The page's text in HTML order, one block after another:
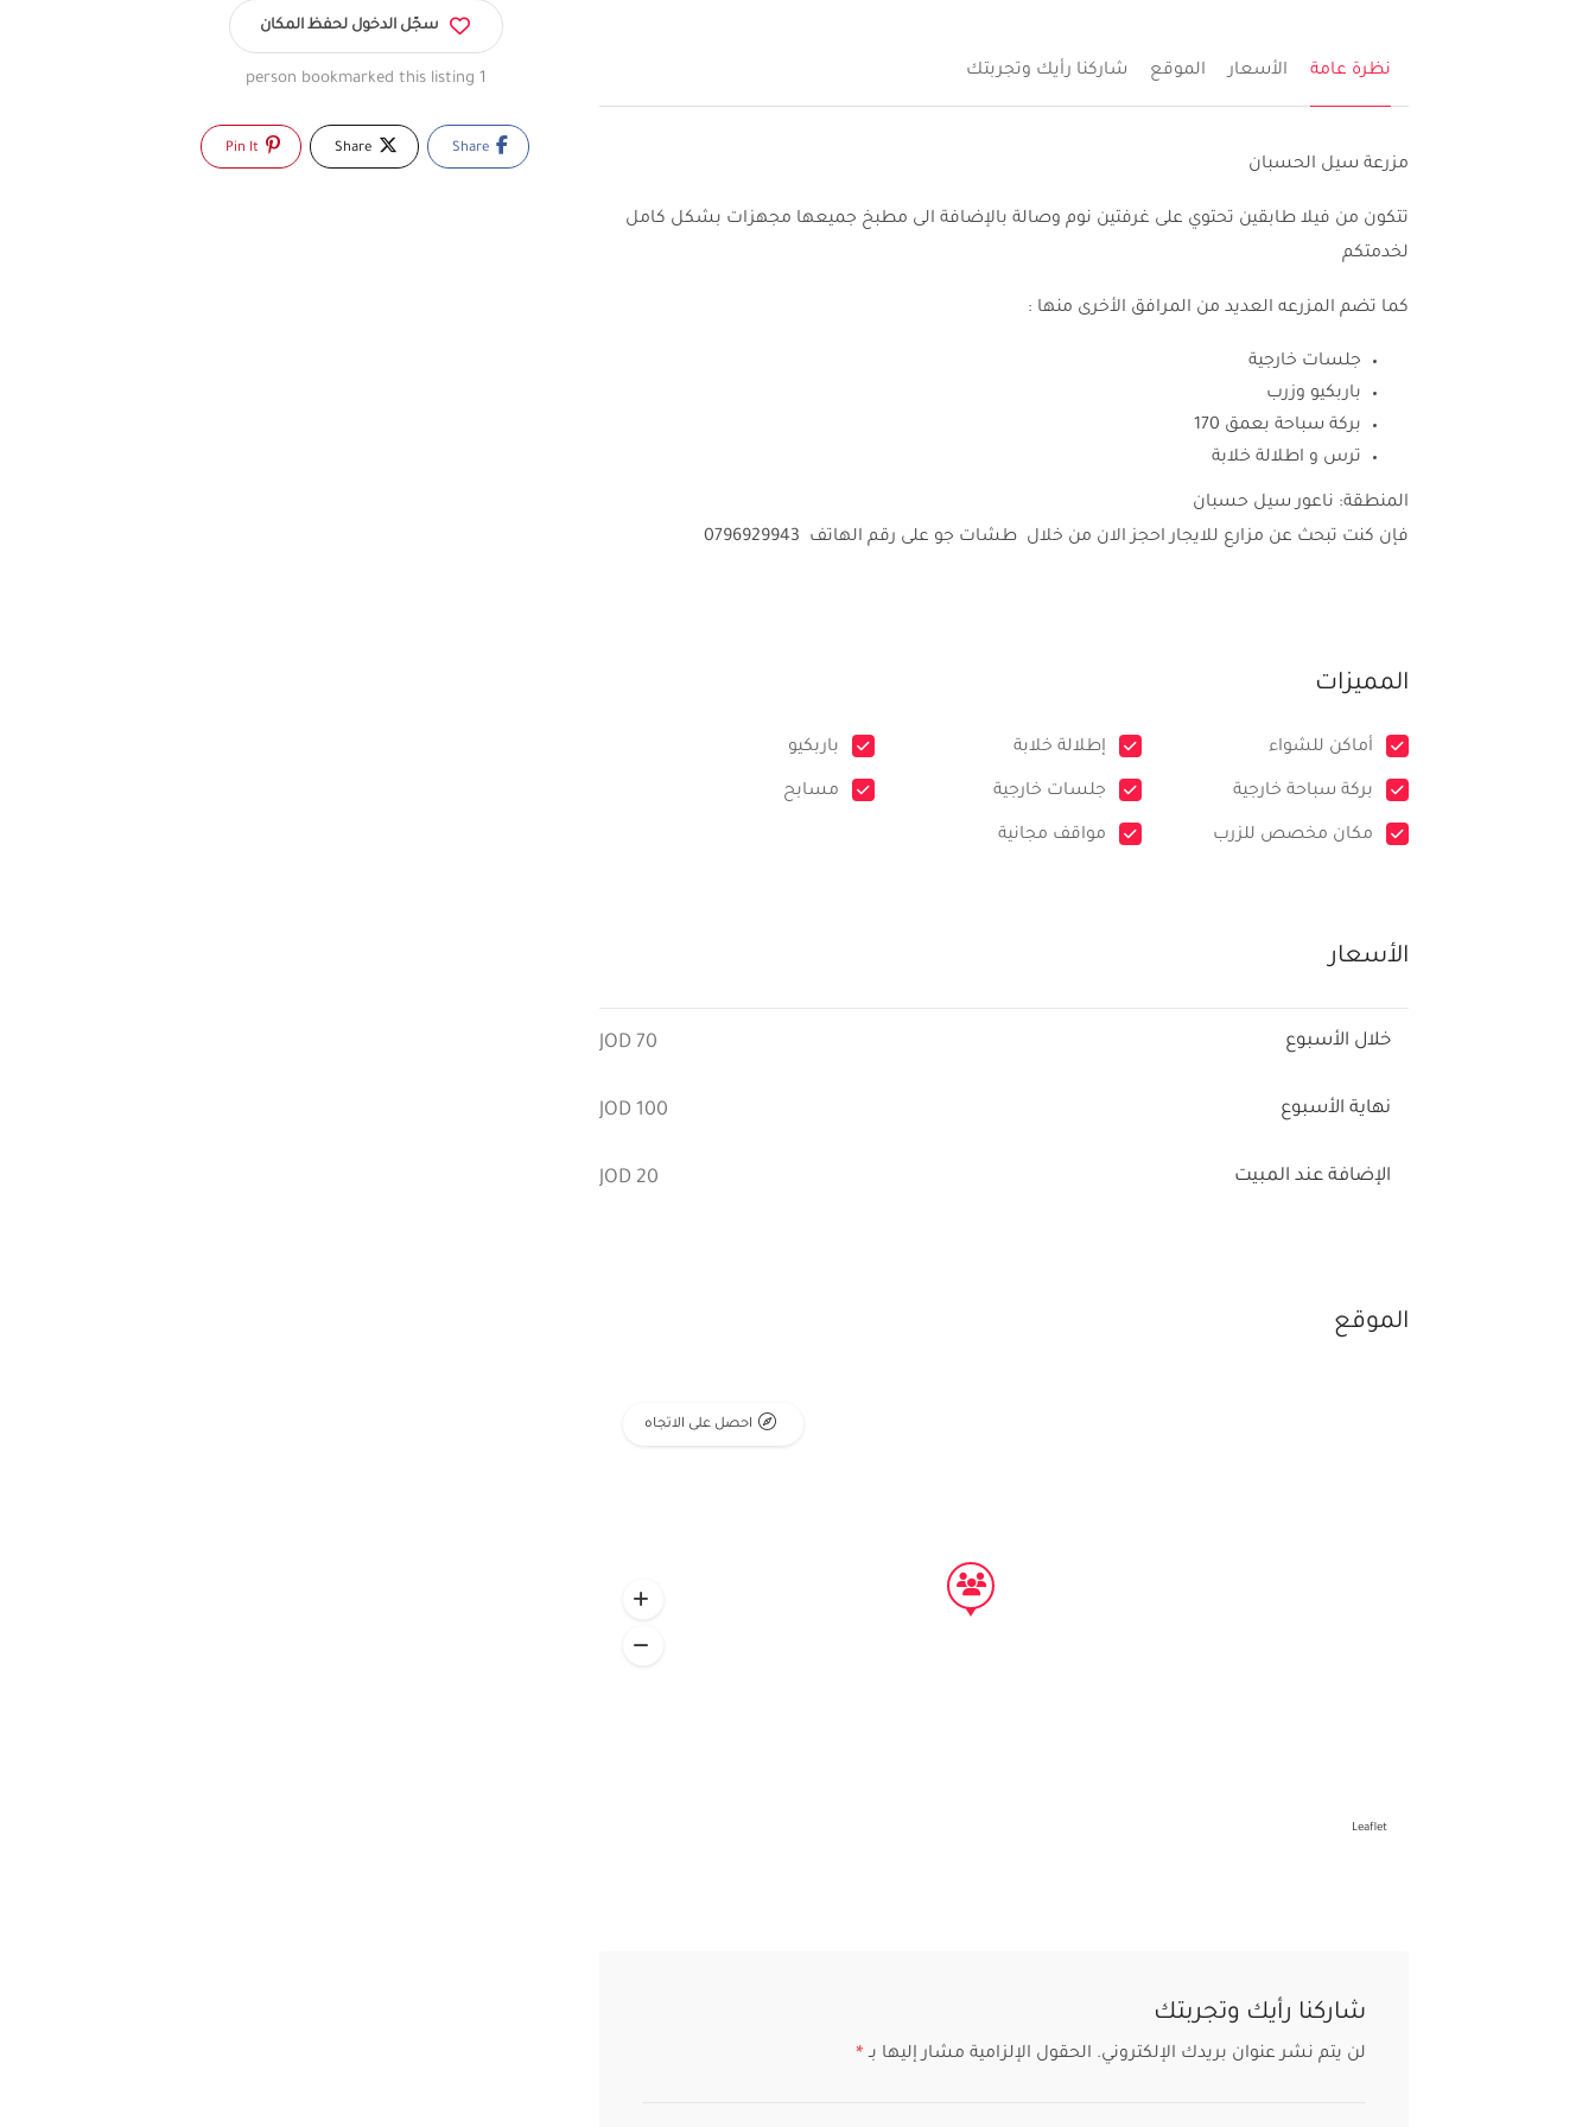
نظرة عامة الأسعار الموقع شاركنا رأيك وتجربتك
مزرعة سيل الحسبان
تتكون من فيلا طابقين تحتوي على غرفتين نوم وصالة بالإضافة الى مطبخ جميعها مجهزات بشكل كامل
لخدمتكم
كما تضم المزرعه العديد من المرافق الأخرى منها :
جلسات خارجية
باربكيو وزرب
بركة سباحة بعمق 170
ترس و اطلالة خلابة
المنطقة: ناعور سيل حسبان
فإن كنت تبحث عن مزارع للايجار احجز الان من خلال طشات جو على رقم الهاتف 0796929943
المميزات
أماكن للشواء إطلالة خلابة باربكيو
بركة سباحة خارجية جلسات خارجية مسابح
مكان مخصص للزرب مواقف مجانية
الأسعار
خلال الأسبوع 70 JOD
نهاية الأسبوع 100 JOD
الإضافة عند المبيت 20 JOD
الموقع
Leaflet
احصل على الاتجاه
شاركنا رأيك وتجربتك
لن يتم نشر عنوان بريدك الإلكتروني. الحقول الإلزامية مشار إليها بـ *
سجّل الدخول لحفظ المكان
1 person bookmarked this listing
Share
Share